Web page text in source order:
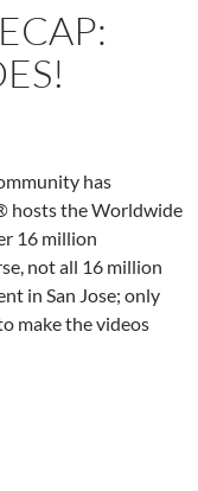
has
hosts the Worldwide
16 million
not all 16 million
in San Jose; only
make the videos